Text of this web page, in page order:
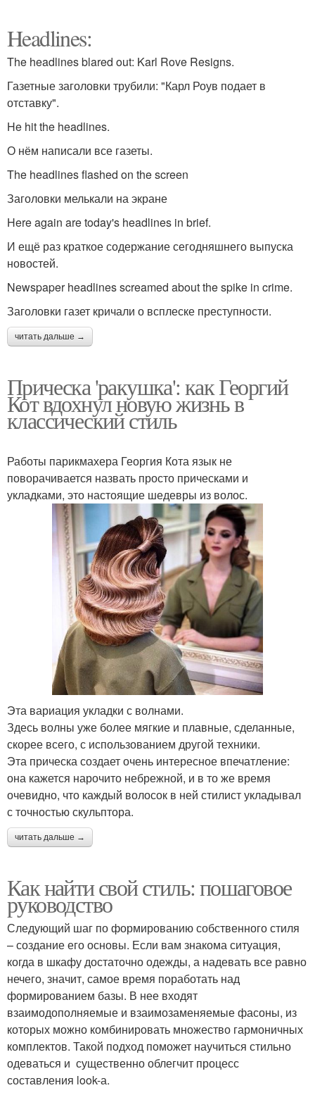
Headlines:
The headlines blared out: Karl Rove Resigns.
Газетные заголовки трубили: "Карл Роув подает в
отставку".
He hit the headlines.
О нём написали все газеты.
The headlines flashed on the screen
Заголовки мелькали на экране
Here again are today's headlines in brief.
И ещё раз краткое содержание сегодняшнего выпуска
новостей.
Newspaper headlines screamed about the spike in crime.
Заголовки газет кричали о всплеске преступности.
читать дальше →
Прическа 'ракушка': как Георгий
Кот вдохнул новую жизнь в
классический стиль
Работы парикмахера Георгия Кота язык не
поворачивается назвать просто прическами и
укладками, это настоящие шедевры из волос.
Эта вариация укладки с волнами.
Здесь волны уже более мягкие и плавные, сделанные,
скорее всего, с использованием другой техники.
Эта прическа создает очень интересное впечатление:
она кажется нарочито небрежной, и в то же время
очевидно, что каждый волосок в ней стилист укладывал
с точностью скульптора.
читать дальше →
Как найти свой стиль: пошаговое
руководство
Следующий шаг по формированию собственного стиля
– создание его основы. Если вам знакома ситуация,
когда в шкафу достаточно одежды, а надевать все равно
нечего, значит, самое время поработать над
формированием базы. В нее входят
взаимодополняемые и взаимозаменяемые фасоны, из
которых можно комбинировать множество гармоничных
комплектов. Такой подход поможет научиться стильно
одеваться и существенно облегчит процесс
составления look-а.